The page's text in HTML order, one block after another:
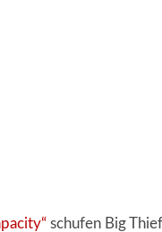
schufen Big